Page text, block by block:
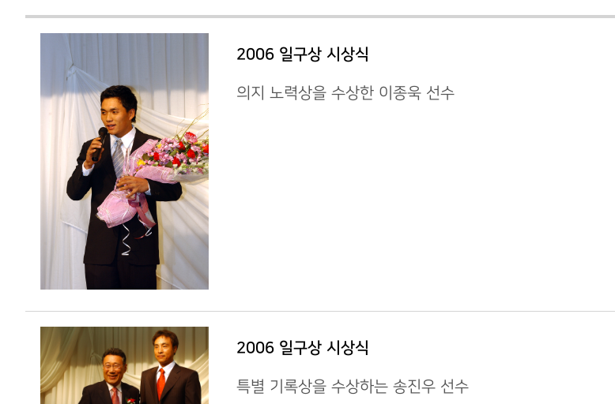
2006 일구상 시상식
의지 노력상을 수상한 이종욱 선수
2006 일구상 시상식
특별 기록상을 수상하는 송진우 선수